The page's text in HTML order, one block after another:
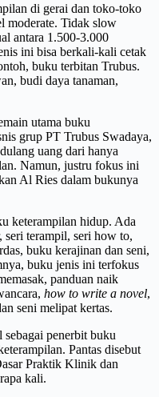
di gerai dan toko-toko
moderate. Tidak slow
antara 1.500-3.000
ini bisa berkali-kali cetak
buku terbitan Trubus.
budi daya tanaman,
utama buku
grup PT Trubus Swadaya,
uang dari hanya
Namun, justru fokus ini
Al Ries dalam bukunya
keterampilan hidup. Ada
seri terampil, seri how to,
buku kerajinan dan seni,
buku jenis ini terfokus
panduan naik
how to write a novel,
seni melipat kertas.
penerbit buku
Pantas disebut
Praktik Klinik dan
kali.